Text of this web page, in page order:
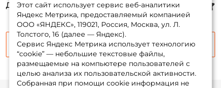
Дальность заброса:
Продолжить
Этот сайт использует сервис веб-аналитики
Яндекс Метрика, предоставляемый компанией
ООО «ЯНДЕКС», 119021, Россия, Москва, ул. Л.
Толстого, 16 (далее — Яндекс).
Сервис Яндекс Метрика использует технологию
“cookie” — небольшие текстовые файлы,
размещаемые на компьютере пользователей с
целью анализа их пользовательской активности.
Собранная при помощи cookie информация не
ФИО: *
Email: *
Номер телефона: *